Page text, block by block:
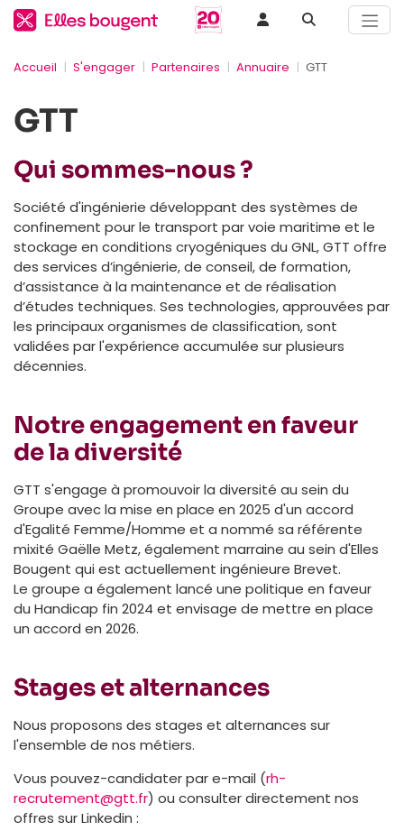
Accueil S'engager Partenaires Annuaire GTT
GTT
Qui sommes-nous ?
Société d'ingénierie développant des systèmes de
confinement pour le transport par voie maritime et le
stockage en conditions cryogéniques du GNL, GTT offre
des services d’ingénierie, de conseil, de formation,
d’assistance à la maintenance et de réalisation
d’études techniques. Ses technologies, approuvées par
les principaux organismes de classification, sont
validées par l'expérience accumulée sur plusieurs
décennies.
Notre engagement en faveur
de la diversité
GTT s'engage à promouvoir la diversité au sein du
Groupe avec la mise en place en 2025 d'un accord
d'Egalité Femme/Homme et a nommé sa référente
mixité Gaëlle Metz, également marraine au sein d'Elles
Bougent qui est actuellement ingénieure Brevet.
Le groupe a également lancé une politique en faveur
du Handicap fin 2024 et envisage de mettre en place
un accord en 2026.
Stages et alternances
Nous proposons des stages et alternances sur
l'ensemble de nos métiers.
Vous pouvez-candidater par e-mail (rh-
recrutement@gtt.fr) ou consulter directement nos
offres sur Linkedin :